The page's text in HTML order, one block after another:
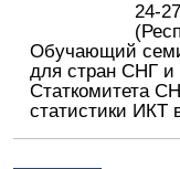
24-
Обучающий
для стран СНГ
Статкомитета
статистики ИКТ